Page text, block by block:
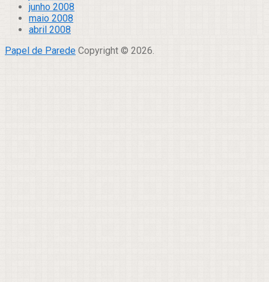
junho 2008
maio 2008
abril 2008
Papel de Parede Copyright © 2026.